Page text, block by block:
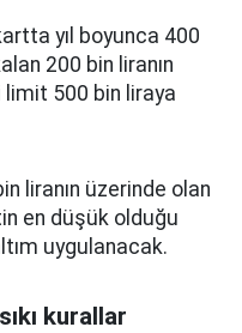
yıl boyunca 400
200 bin liranın
limit 500 bin liraya
liranın üzerinde olan
en düşük olduğu
uygulanacak.
kurallar